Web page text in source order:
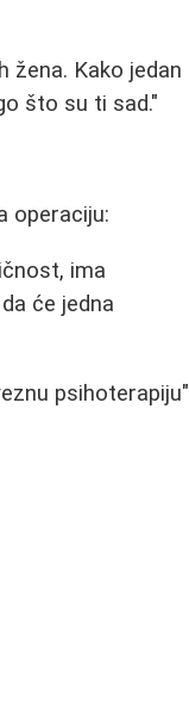
žena. Kako jedan
što su ti sad."
operaciju:
ima
će jedna
psihoterapiju"